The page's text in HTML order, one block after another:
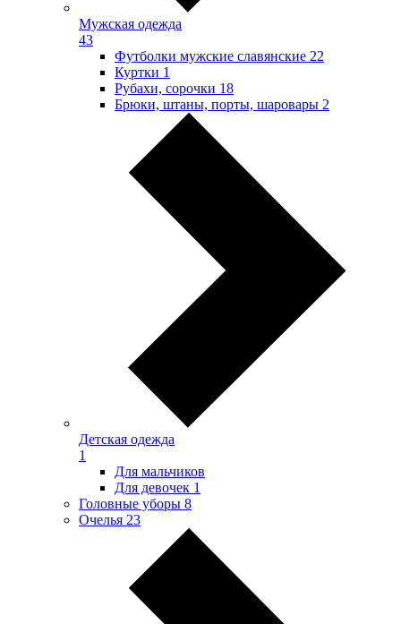
Мужская одежда
43
Футболки мужские славянские 22
Куртки 1
Рубахи, сорочки 18
Брюки, штаны, порты, шаровары 2
Детская одежда
1
Для мальчиков
Для девочек 1
Головные уборы 8
Очелья 23